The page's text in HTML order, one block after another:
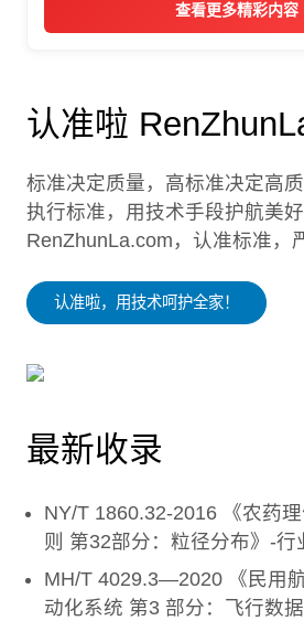
查看更多精彩内
认准啦
标准决定质量，高标准决定高
执行标准，用技术手段护航美
RenZhunLa.com，认准标准，
认准啦，用技术呵护全家！
最新收录
NY/T 1860.32-2016 《农药
则 第32部分：粒径分布》-行
MH/T 4029.3—2020 《民用
动化系统 第3 部分：飞行数